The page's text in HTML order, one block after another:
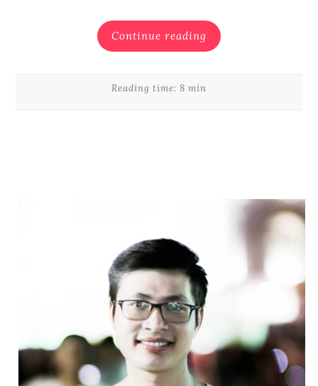
Continue reading
Reading time: 8 min